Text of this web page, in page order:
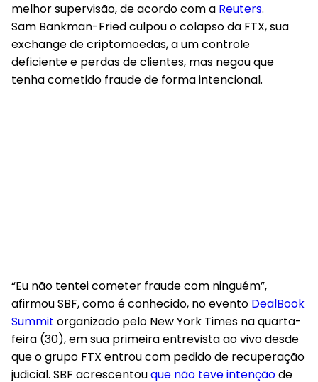
melhor supervisão, de acordo com a Reuters.
Sam Bankman-Fried culpou o colapso da FTX, sua
exchange de criptomoedas, a um controle
deficiente e perdas de clientes, mas negou que
tenha cometido fraude de forma intencional.
“Eu não tentei cometer fraude com ninguém”,
afirmou SBF, como é conhecido, no evento DealBook
Summit organizado pelo New York Times na quarta-
feira (30), em sua primeira entrevista ao vivo desde
que o grupo FTX entrou com pedido de recuperação
judicial. SBF acrescentouque não teve intençãode